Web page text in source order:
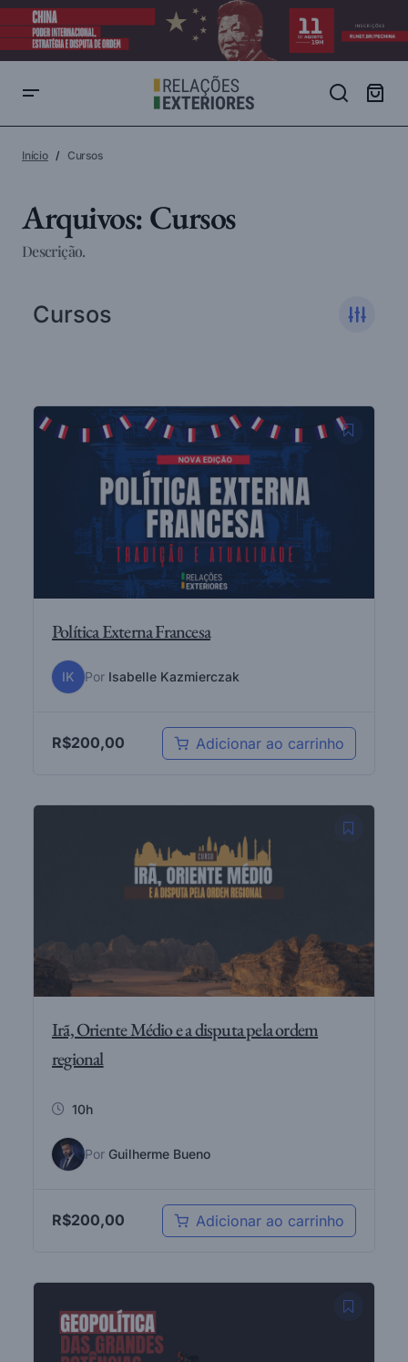
Início Cursos
Arquivos:Cursos
Descrição.
Cursos
Política Externa Francesa
IK Por Isabelle Kazmierczak
R$200,00 Adicionar ao carrinho
Irã, Oriente Médio e a disputa pela ordem
regional
10h
Por Guilherme Bueno
R$200,00 Adicionar ao carrinho